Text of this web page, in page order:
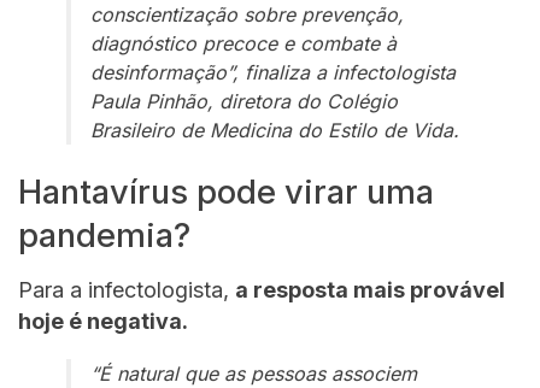
conscientização sobre prevenção,
diagnóstico precoce e combate à
desinformação”, finaliza a infectologista
Paula Pinhão, diretora do Colégio
Brasileiro de Medicina do Estilo de Vida.
Hantavírus pode virar uma
pandemia?
Para a infectologista, a resposta mais provável
hoje é negativa.
“É natural que as pessoas associem